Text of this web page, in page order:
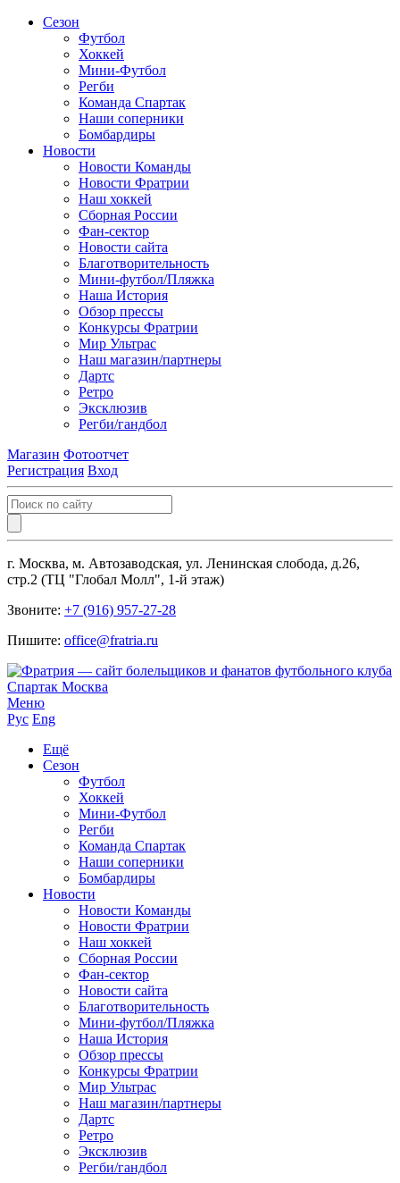
Сезон
Футбол
Хоккей
Мини-Футбол
Регби
Команда Спартак
Наши соперники
Бомбардиры
Новости
Новости Команды
Новости Фратрии
Наш хоккей
Сборная России
Фан-cектор
Новости сайта
Благотворительность
Мини-футбол/Пляжка
Наша История
Обзор прессы
Конкурсы Фратрии
Мир Ультрас
Наш магазин/партнеры
Дартс
Ретро
Эксклюзив
Регби/гандбол
Магазин Фотоотчет
Регистрация Вход
г. Москва, м. Автозаводская, ул. Ленинская слобода, д.26,
стр.2 (ТЦ "Глобал Молл", 1-й этаж)
Звоните: +7 (916) 957-27-28
Пишите: office@fratria.ru
Меню
Рус Eng
Ещё
Сезон
Футбол
Хоккей
Мини-Футбол
Регби
Команда Спартак
Наши соперники
Бомбардиры
Новости
Новости Команды
Новости Фратрии
Наш хоккей
Сборная России
Фан-cектор
Новости сайта
Благотворительность
Мини-футбол/Пляжка
Наша История
Обзор прессы
Конкурсы Фратрии
Мир Ультрас
Наш магазин/партнеры
Дартс
Ретро
Эксклюзив
Регби/гандбол